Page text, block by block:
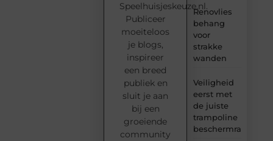
Renovlies
behang
voor
strakke
wanden
Veiligheid
eerst met
de juiste
trampoline
beschermrand
Speelhuisjeskeuze.nl.
Publiceer
moeiteloos
je blogs,
inspireer
een breed
publiek en
sluit je aan
bij een
groeiende
community